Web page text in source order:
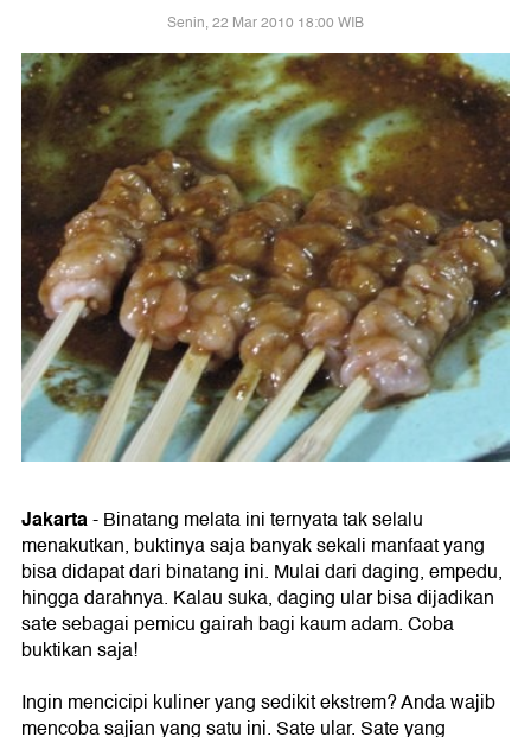
Senin, 22 Mar 2010 18:00 WIB
Jakarta- Binatang melata ini ternyata tak selalu
menakutkan, buktinya saja banyak sekali manfaat yang
bisa didapat dari binatang ini. Mulai dari daging, empedu,
hingga darahnya. Kalau suka, daging ular bisa dijadikan
sate sebagai pemicu gairah bagi kaum adam. Coba
buktikan saja!
Ingin mencicipi kuliner yang sedikit ekstrem? Anda wajib
mencoba sajian yang satu ini. Sate ular. Sate yang